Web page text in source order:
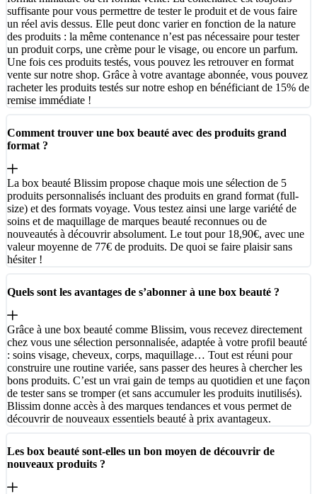
suffisante pour vous permettre de tester le produit et de vous faire
un réel avis dessus. Elle peut donc varier en fonction de la nature
des produits : la même contenance n’est pas nécessaire pour tester
un produit corps, une crème pour le visage, ou encore un parfum.
Une fois ces produits testés, vous pouvez les retrouver en format
vente sur notre shop. Grâce à votre avantage abonnée, vous pouvez
racheter les produits testés sur notre eshop en bénéficiant de 15% de
remise immédiate !
Comment trouver une box beauté avec des produits grand
format ?
La box beauté Blissim propose chaque mois une sélection de 5
produits personnalisés incluant des produits en grand format (full-
size) et des formats voyage. Vous testez ainsi une large variété de
soins et de maquillage de marques beauté reconnues ou de
nouveautés à découvrir absolument. Le tout pour 18,90€, avec une
valeur moyenne de 77€ de produits. De quoi se faire plaisir sans
hésiter !
Quels sont les avantages de s’abonner à une box beauté ?
Grâce à une box beauté comme Blissim, vous recevez directement
chez vous une sélection personnalisée, adaptée à votre profil beauté
: soins visage, cheveux, corps, maquillage… Tout est réuni pour
construire une routine variée, sans passer des heures à chercher les
bons produits. C’est un vrai gain de temps au quotidien et une façon
de tester sans se tromper (et sans accumuler les produits inutilisés).
Blissim donne accès à des marques tendances et vous permet de
découvrir de nouveaux essentiels beauté à prix avantageux.
Les box beauté sont-elles un bon moyen de découvrir de
nouveaux produits ?